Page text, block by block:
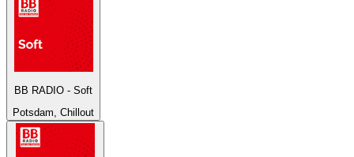
BB RADIO - Soft
Potsdam, Chillout